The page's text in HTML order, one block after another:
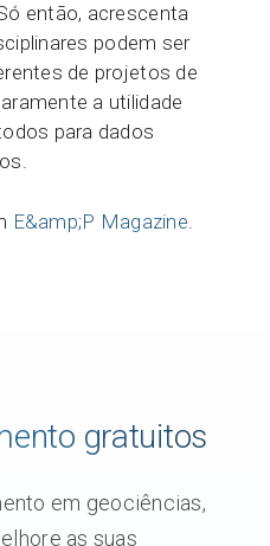
então, acrescenta
podem ser
de projetos de
a utilidade
para dados
E&amp;P Magazine
gratuitos
em geociências,
as suas